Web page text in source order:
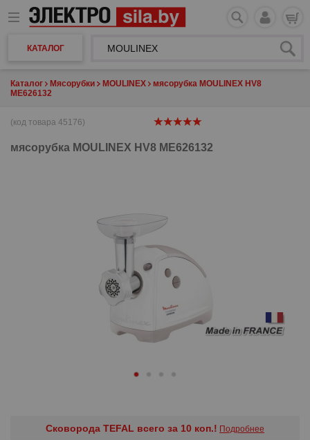
КАТАЛОГ
Каталог Мясорубки MOULINEX
мясорубка MOULINEX HV8
ME626132
(код товара 45176)
мясорубка MOULINEX HV8 ME626132
Сковорода TEFAL всего за 10 коп.! Подробнее